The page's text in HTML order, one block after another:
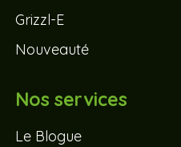
Grizzl-E
Nouveauté
Nos services
Le Blogue